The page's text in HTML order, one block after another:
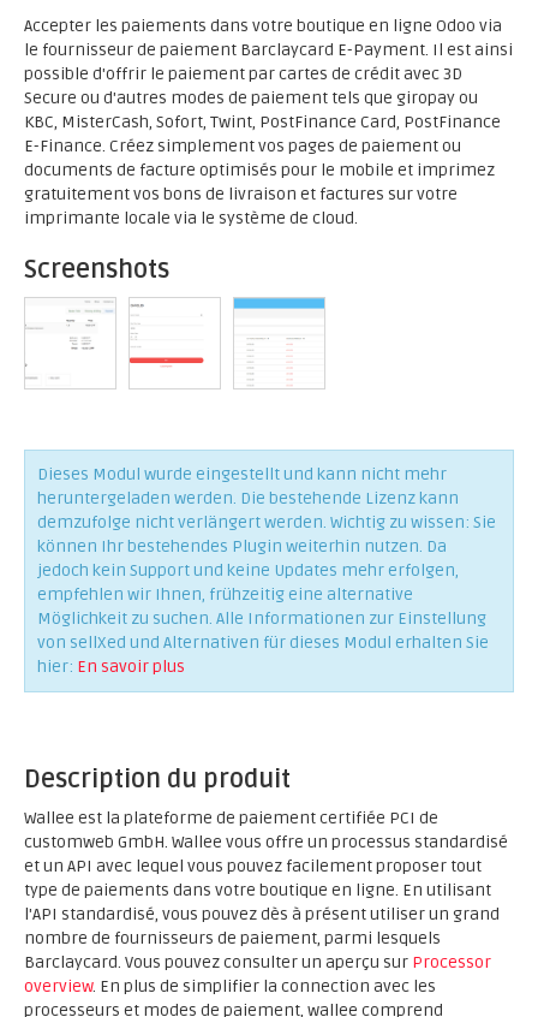
Accepter les paiements dans votre boutique en ligne Odoo via
le fournisseur de paiement Barclaycard E-Payment. Il est ainsi
possible d'offrir le paiement par cartes de crédit avec 3D
Secure ou d'autres modes de paiement tels que giropay ou
KBC, MisterCash, Sofort, Twint, PostFinance Card, PostFinance
E-Finance. Créez simplement vos pages de paiement ou
documents de facture optimisés pour le mobile et imprimez
gratuitement vos bons de livraison et factures sur votre
imprimante locale via le système de cloud.
Screenshots
Dieses Modul wurde eingestellt und kann nicht mehr
heruntergeladen werden. Die bestehende Lizenz kann
demzufolge nicht verlängert werden. Wichtig zu wissen: Sie
können Ihr bestehendes Plugin weiterhin nutzen. Da
jedoch kein Support und keine Updates mehr erfolgen,
empfehlen wir Ihnen, frühzeitig eine alternative
Möglichkeit zu suchen. Alle Informationen zur Einstellung
von sellXed und Alternativen für dieses Modul erhalten Sie
hier: En savoir plus
Description du produit
Wallee est la plateforme de paiement certifiée PCI de
customweb GmbH. Wallee vous offre un processus standardisé
et un API avec lequel vous pouvez facilement proposer tout
type de paiements dans votre boutique en ligne. En utilisant
l'API standardisé, vous pouvez dès à présent utiliser un grand
nombre de fournisseurs de paiement, parmi lesquels
Barclaycard. Vous pouvez consulter un aperçu sur Processor
overview. En plus de simplifier la connection avec les
processeurs et modes de paiement, wallee comprend